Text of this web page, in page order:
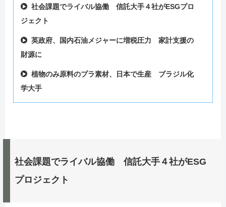
社会課題でライバル協働 信託大手４社がESGプロ
ジェクト
英政府、国内石油メジャーに増税圧力 家計支援の
財源に
植物のみ原料のプラ素材、日本で生産 ブラジル化
学大手
社会課題でライバル協働 信託大手４社がESG
プロジェクト